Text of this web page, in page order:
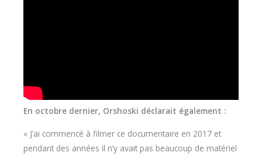
En octobre dernier, Orshoski déclarait également :
« J’ai commencé à filmer ce documentaire en 2017 et
pendant des années il n’y avait pas beaucoup de matériel